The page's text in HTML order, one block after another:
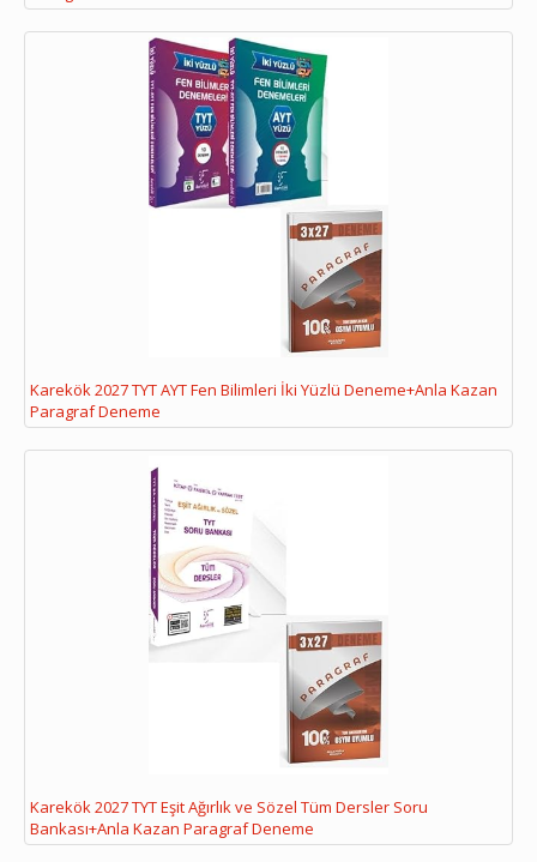
Karekök 2027 TYT AYT Fen Bilimleri İki Yüzlü Deneme+Anla Kazan
Paragraf Deneme
Karekök 2027 TYT Eşit Ağırlık ve Sözel Tüm Dersler Soru
Bankası+Anla Kazan Paragraf Deneme